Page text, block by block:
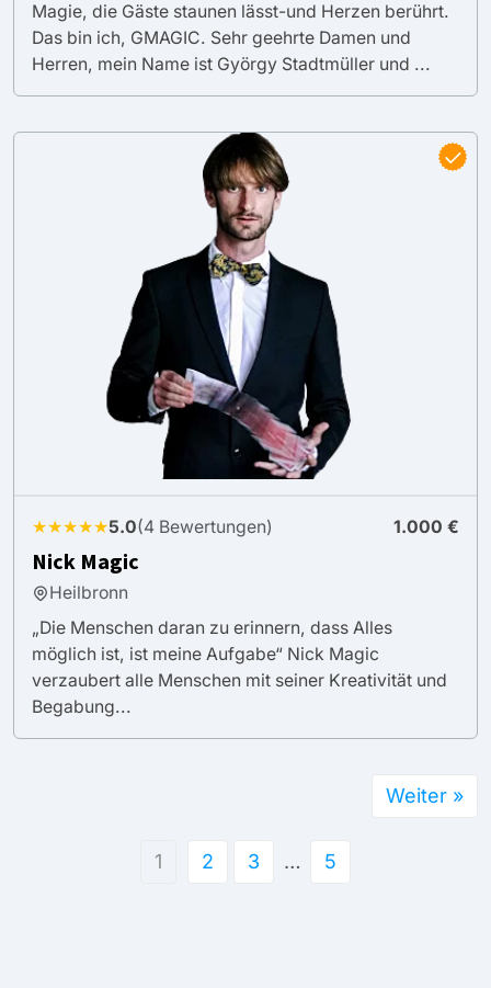
Magie, die Gäste staunen lässt-und Herzen berührt.
Das bin ich, GMAGIC. Sehr geehrte Damen und
Herren, mein Name ist György Stadtmüller und ...
★★★★★5.0(4 Bewertungen) 1.000 €
Nick Magic
Heilbronn
„Die Menschen daran zu erinnern, dass Alles
möglich ist, ist meine Aufgabe“ Nick Magic
verzaubert alle Menschen mit seiner Kreativität und
Begabung...
1 2 3 … 5
Weiter »